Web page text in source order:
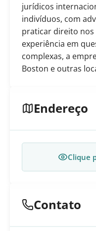
jurídicos
indivíduos, com
praticar direito nos
experiência em
complexas, a
Boston e outras
Endereço
Clique
Contato